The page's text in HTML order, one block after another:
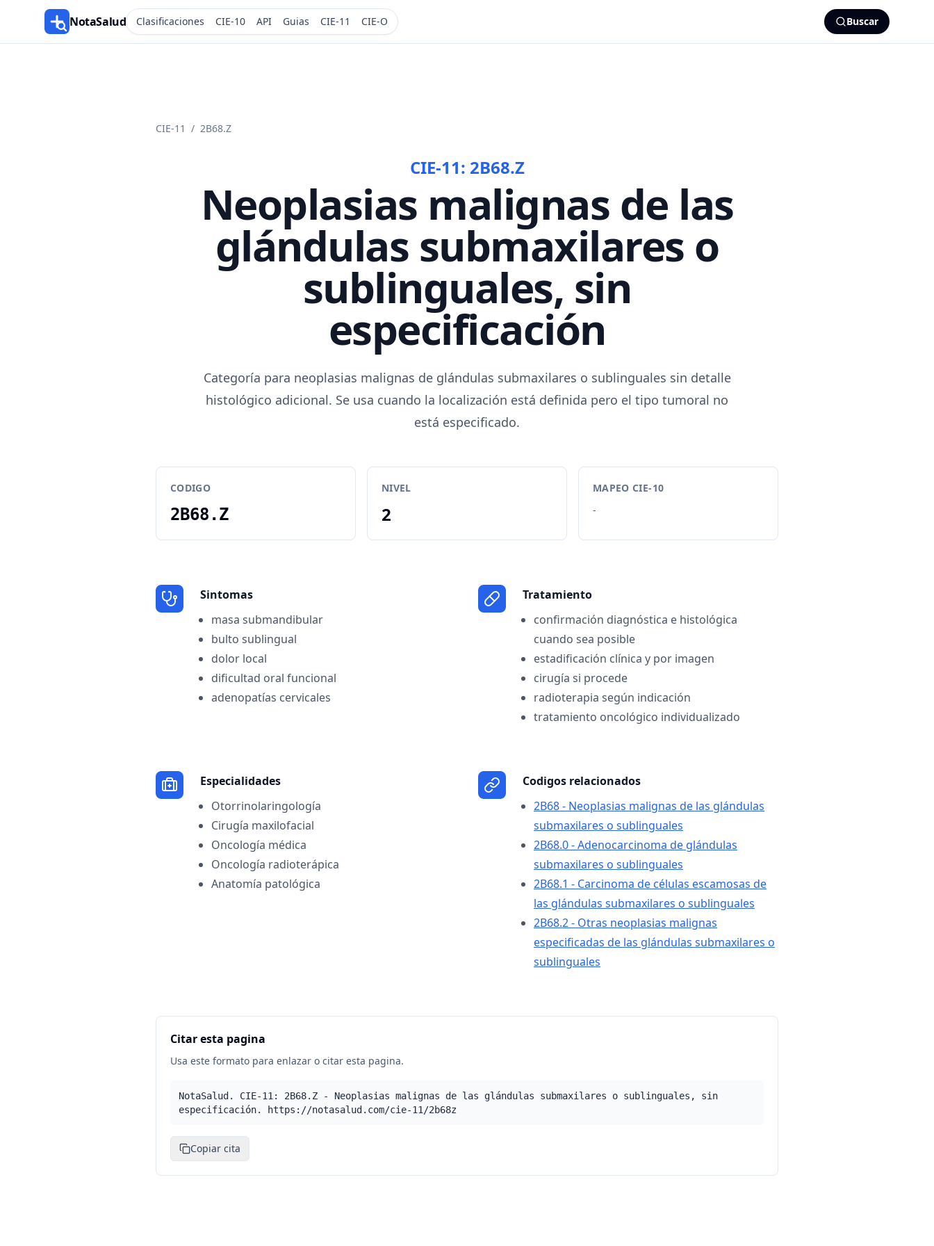
NotaSalud Clasificaciones CIE-10 API Guias CIE-11 CIE-O Buscar
CIE-11 / 2B68.Z
CIE-11: 2B68.Z
Neoplasias malignas de las
glándulas submaxilares o
sublinguales, sin
especificación
Categoría para neoplasias malignas de glándulas submaxilares o sublinguales sin detalle
histológico adicional. Se usa cuando la localización está definida pero el tipo tumoral no
está especificado.
CODIGO
2B68.Z
NIVEL
2
MAPEO CIE-10
-
Sintomas
masa submandibular
bulto sublingual
dolor local
dificultad oral funcional
adenopatías cervicales
Tratamiento
confirmación diagnóstica e histológica
cuando sea posible
estadificación clínica y por imagen
cirugía si procede
radioterapia según indicación
tratamiento oncológico individualizado
Especialidades
Otorrinolaringología
Cirugía maxilofacial
Oncología médica
Oncología radioterápica
Anatomía patológica
Codigos relacionados
2B68 - Neoplasias malignas de las glándulas
submaxilares o sublinguales
2B68.0 - Adenocarcinoma de glándulas
submaxilares o sublinguales
2B68.1 - Carcinoma de células escamosas de
las glándulas submaxilares o sublinguales
2B68.2 - Otras neoplasias malignas
especificadas de las glándulas submaxilares o
sublinguales
Citar esta pagina
Usa este formato para enlazar o citar esta pagina.
NotaSalud. CIE-11: 2B68.Z - Neoplasias malignas de las glándulas submaxilares o sublinguales, sin
especificación. https://notasalud.com/cie-11/2b68z
Copiar cita